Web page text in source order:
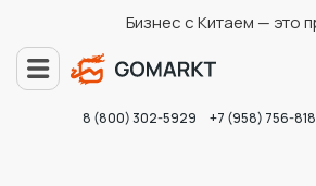
Бизнес с Китаем — это
8 (800) 302-5929 +7 (958) 756-